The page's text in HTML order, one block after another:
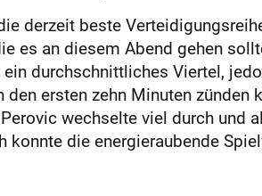
derzeit beste
es an diesem Abend gehen
durchschnittliches Viertel,
ersten zehn Minuten
wechselte viel durch und
die energieraubende